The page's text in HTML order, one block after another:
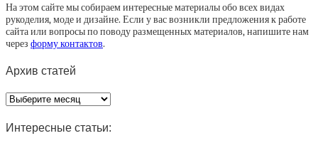
На этом сайте мы собираем интересные материалы обо всех видах
рукоделия, моде и дизайне. Если у вас возникли предложения к работе
сайта или вопросы по поводу размещенных материалов, напишите нам
через форму контактов.
Архив статей
Архив
статей
Интересные статьи: